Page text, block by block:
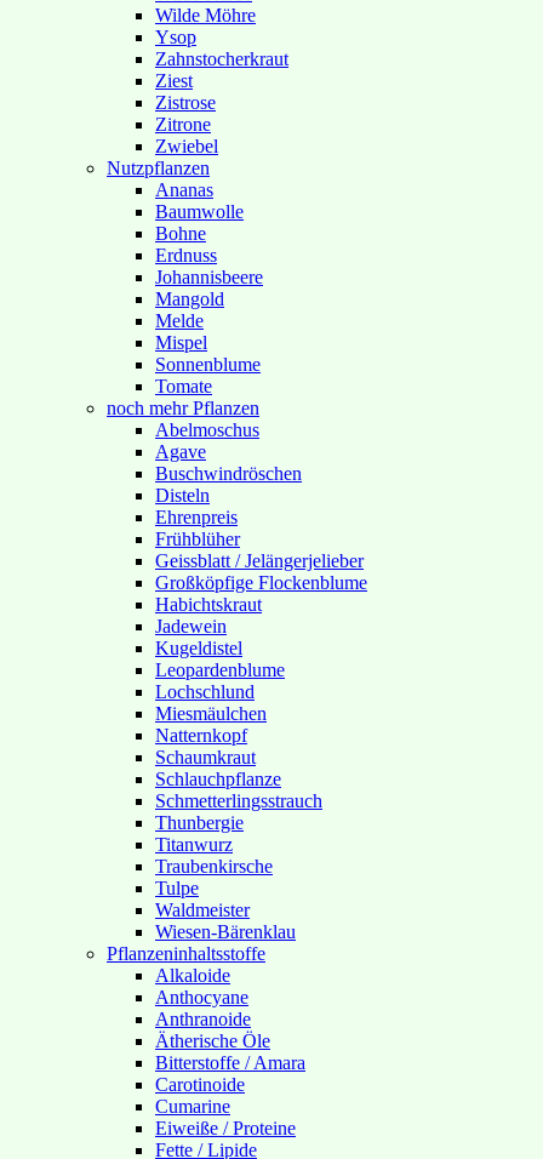
Wilde Möhre
Ysop
Zahnstocherkraut
Ziest
Zistrose
Zitrone
Zwiebel
Nutzpflanzen
Ananas
Baumwolle
Bohne
Erdnuss
Johannisbeere
Mangold
Melde
Mispel
Sonnenblume
Tomate
noch mehr Pflanzen
Abelmoschus
Agave
Buschwindröschen
Disteln
Ehrenpreis
Frühblüher
Geissblatt / Jelängerjelieber
Großköpfige Flockenblume
Habichtskraut
Jadewein
Kugeldistel
Leopardenblume
Lochschlund
Miesmäulchen
Natternkopf
Schaumkraut
Schlauchpflanze
Schmetterlingsstrauch
Thunbergie
Titanwurz
Traubenkirsche
Tulpe
Waldmeister
Wiesen-Bärenklau
Pflanzeninhaltsstoffe
Alkaloide
Anthocyane
Anthranoide
Ätherische Öle
Bitterstoffe / Amara
Carotinoide
Cumarine
Eiweiße / Proteine
Fette / Lipide